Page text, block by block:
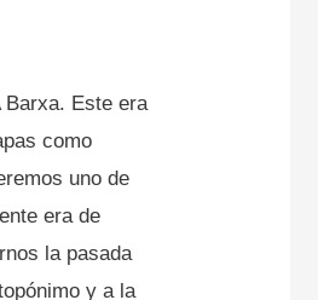
Barxa. Este era
como
uno de
era de
la pasada
y a la